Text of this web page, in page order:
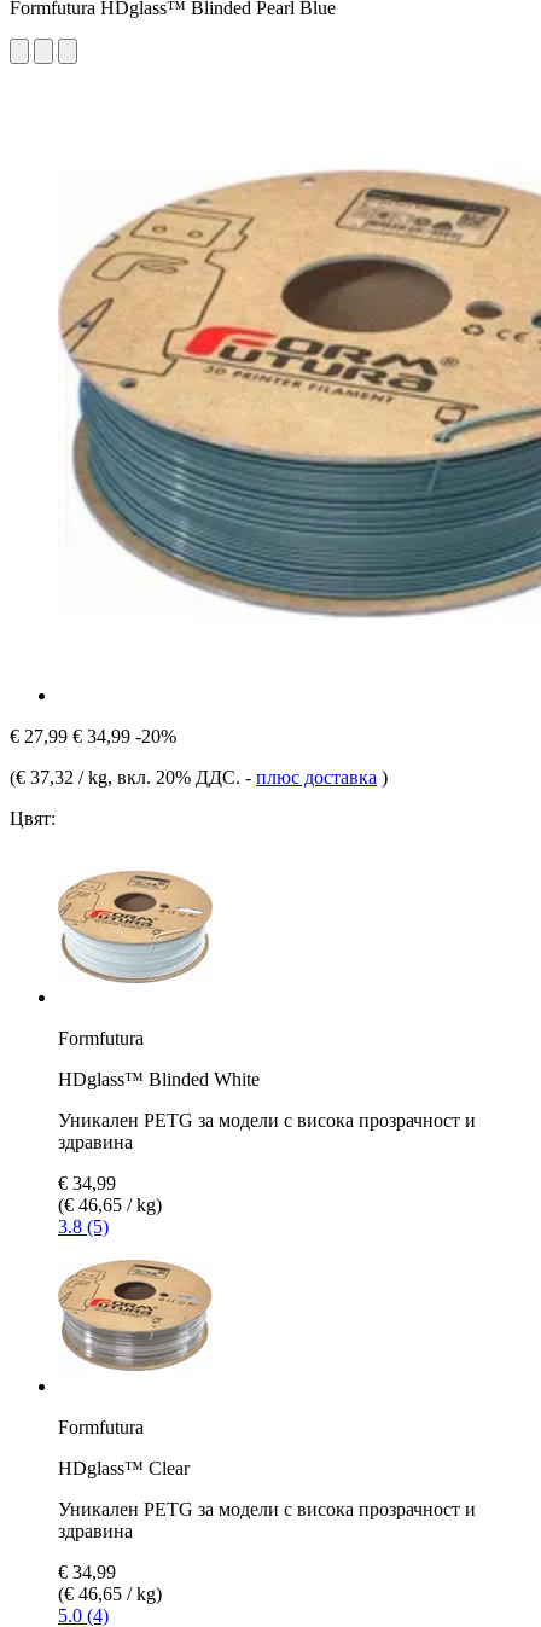
Formfutura HDglass™ Blinded Pearl Blue
€ 27,99 € 34,99 -20%
(€ 37,32 / kg, вкл. 20% ДДС. - плюс доставка )
Цвят:
Formfutura
HDglass™ Blinded White
Уникален PETG за модели с висока прозрачност и
здравина
€ 34,99
(€ 46,65 / kg)
3.8 (5)
Formfutura
HDglass™ Clear
Уникален PETG за модели с висока прозрачност и
здравина
€ 34,99
(€ 46,65 / kg)
5.0 (4)